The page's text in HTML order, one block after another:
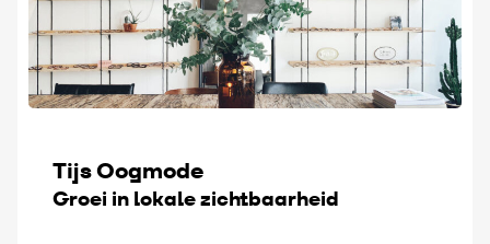
Tijs Oogmode
Groei in lokale zichtbaarheid